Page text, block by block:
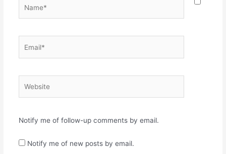
Notify me of follow-up comments by email.
Notify me of new posts by email.